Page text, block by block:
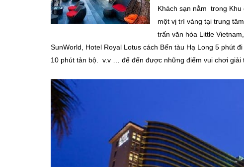
Khách sạn nằm trong Khu
một vị trí vàng tại trung
trấn văn hóa Little
SunWorld, Hotel Royal Lotus cách Bến tàu Hạ Long 5 phút
10 phút tản bộ. v.v … để đến được những điểm vui chơi giải